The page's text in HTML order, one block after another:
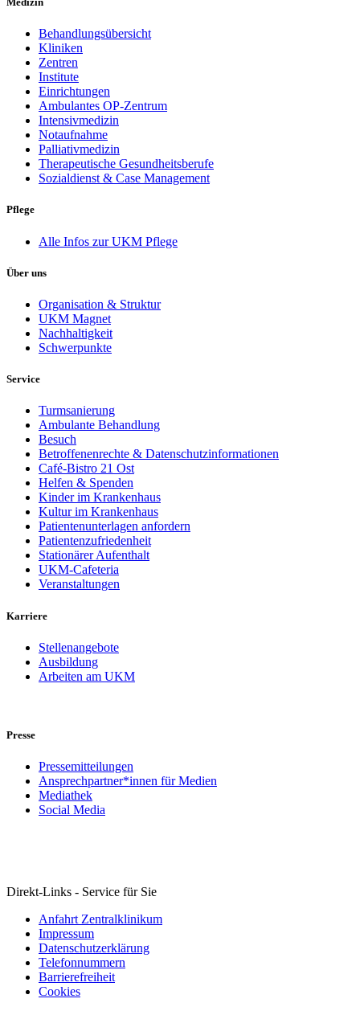
Behandlungsübersicht
Kliniken
Zentren
Institute
Einrichtungen
Ambulantes OP-Zentrum
Intensivmedizin
Notaufnahme
Palliativmedizin
Therapeutische Gesundheitsberufe
Sozialdienst & Case Management
Pflege
Alle Infos zur UKM Pflege
Über uns
Organisation & Struktur
UKM Magnet
Nachhaltigkeit
Schwerpunkte
Service
Turmsanierung
Ambulante Behandlung
Besuch
Betroffenenrechte & Datenschutzinformationen
Café-Bistro 21 Ost
Helfen & Spenden
Kinder im Krankenhaus
Kultur im Krankenhaus
Patientenunterlagen anfordern
Patientenzufriedenheit
Stationärer Aufenthalt
UKM-Cafeteria
Veranstaltungen
Karriere
Stellenangebote
Ausbildung
Arbeiten am UKM
Presse
Pressemitteilungen
Ansprechpartner*innen für Medien
Mediathek
Social Media
Direkt-Links - Service für Sie
Anfahrt Zentralklinikum
Impressum
Datenschutzerklärung
Telefonnummern
Barrierefreiheit
Cookies